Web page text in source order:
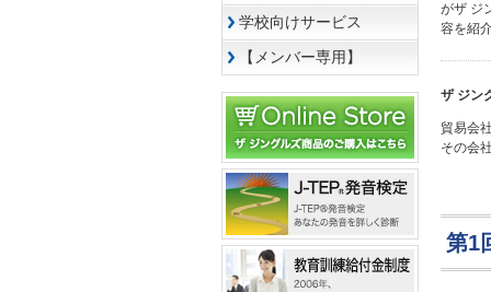
学校向けサービス
【メンバー専用】
がザ ジ
容を紹
ザ ジン
貿易会
その会
第1